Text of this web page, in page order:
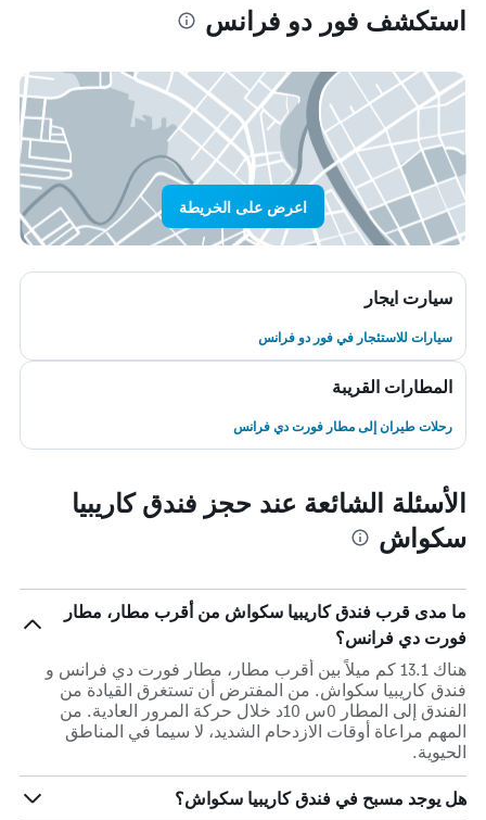
استكشف فور دو فرانس
اعرض على الخريطة
سيارت ايجار
سيارات للاستئجار في فور دو فرانس
المطارات القريبة
رحلات طيران إلى مطار فورت دي فرانس
الأسئلة الشائعة عند حجز فندق كاريبيا
سكواش
ما مدى قرب فندق كاريبيا سكواش من أقرب مطار، مطار
فورت دي فرانس؟
هناك 13.1 كم ميلاً بين أقرب مطار، مطار فورت دي فرانس و
فندق كاريبيا سكواش. من المفترض أن تستغرق القيادة من
الفندق إلى المطار 0س 10د خلال حركة المرور العادية. من
المهم مراعاة أوقات الازدحام الشديد، لا سيما في المناطق
الحيوية.
هل يوجد مسبح في فندق كاريبيا سكواش؟